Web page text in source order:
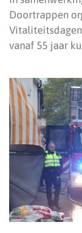
Doortrappen
vanaf 55 jaar